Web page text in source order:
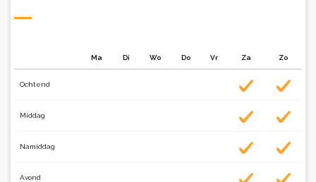
Ma Di Wo Do Vr Za Zo
Ochtend
Middag
Namiddag
Avond